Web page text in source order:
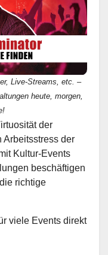
Live-Streams, etc. –
heute, morgen,
der
Arbeitsstress der
Kultur-Events
beschäftigen
richtige
viele Events direkt